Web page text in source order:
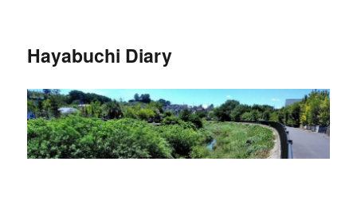
Hayabuchi Diary